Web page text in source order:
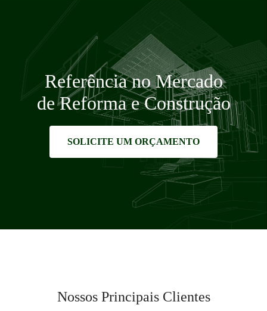
Referência no Mercado
de Reforma e Construção
SOLICITE UM ORÇAMENTO
Nossos Principais Clientes